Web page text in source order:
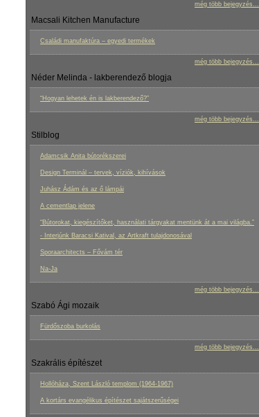
még több bejegyzés...
Macsali Kitchen Manufacture
Családi manufaktúra – egyedi termékek
még több bejegyzés...
Néder Melinda - lakberendező blogja
“Hogyan lehetek én is lakberendező?”
még több bejegyzés...
Stilblog
Adamcsik Anita bútorékszerei
Design Terminál – tervek, víziók, kihívások
Juhász Ádám és az ő lámpái
A cementlap jelene
“Bútorokat, kiegészítőket, használati tárgyakat mentünk át a mai világba.”
- Interjúnk Baracsi Katival, az Artkraft tulajdonosával
Sporaarchitects – Fővám tér
Na-Ja
még több bejegyzés...
Szabó Ági mozaik
Fürdőszoba burkolás
még több bejegyzés...
Szakrális építészet
Hollóháza, Szent László templom (1964-1967)
A kortárs evangélikus építészet sajátszerűségei